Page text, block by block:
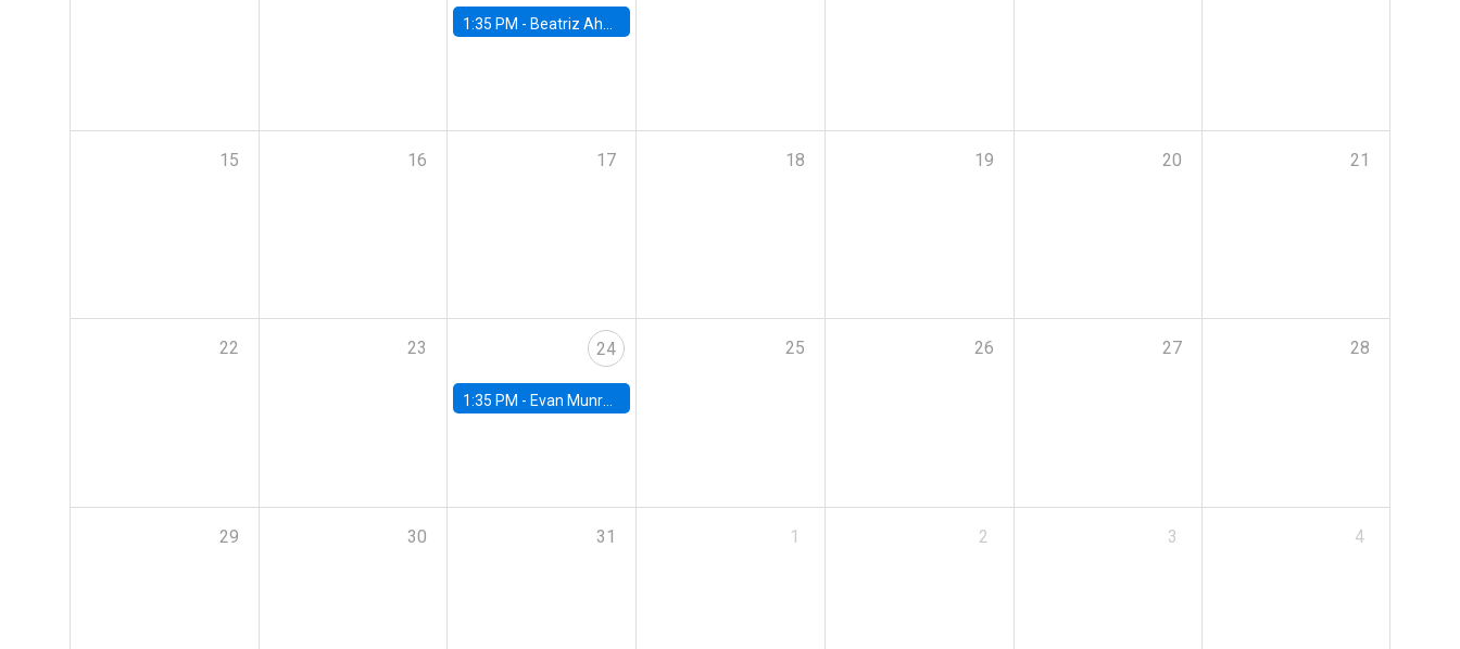
1:35 PM - Beatriz Ahumada, PhD candidate, Universidad de Pittsburgh
15 16 17 18 19 20 21
22 23 24
1:35 PM - Evan Munro, Neyman Visiting Assistant Professor in the Department of Statistics at UC Berkeley
25 26 27 28
29 30 31 1 2 3 4